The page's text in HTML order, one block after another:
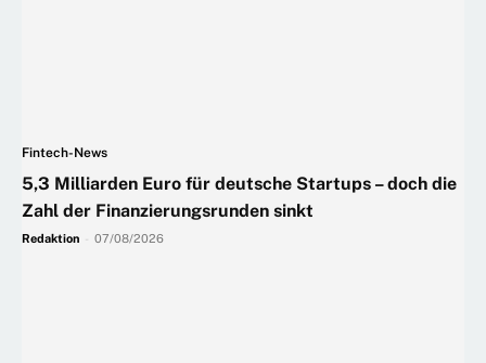
Fintech-News
5,3 Milliarden Euro für deutsche Startups – doch die
Zahl der Finanzierungsrunden sinkt
Redaktion 07/08/2026